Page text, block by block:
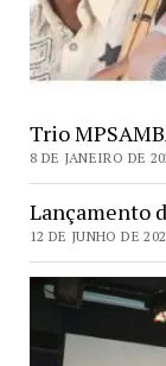
Trio
8 DE JANEIRO DE
Lançamento
12 DE JUNHO DE